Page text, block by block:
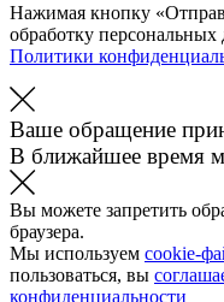
Нажимая кнопку
обработку
Политики
Ваше обращение
В ближайшее время
Вы можете запретить
браузера.
Мы используем cookie-
пользоваться, вы
конфиденциальности